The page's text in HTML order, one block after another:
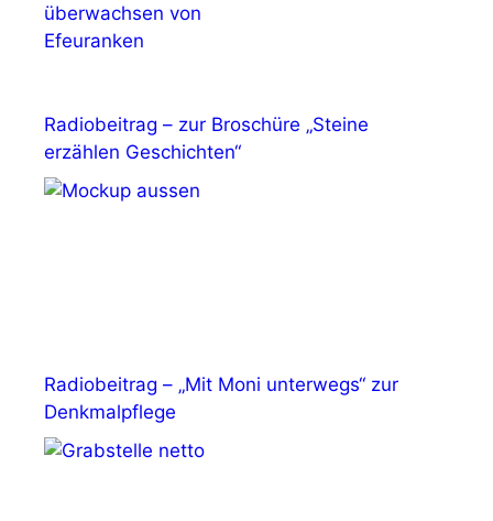
Radiobeitrag – zur Broschüre „Steine
erzählen Geschichten“
Radiobeitrag – „Mit Moni unterwegs“ zur
Denkmalpflege